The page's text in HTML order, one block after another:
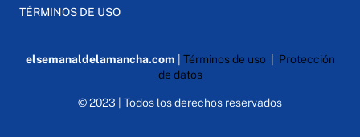
TÉRMINOS DE USO
elsemanaldelamancha.com Términos de uso| Protección
de datos
© 2023 | Todos los derechos reservados